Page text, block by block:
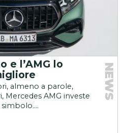
e l’AMG lo
almeno a parole,
Mercedes AMG investe
NEWS